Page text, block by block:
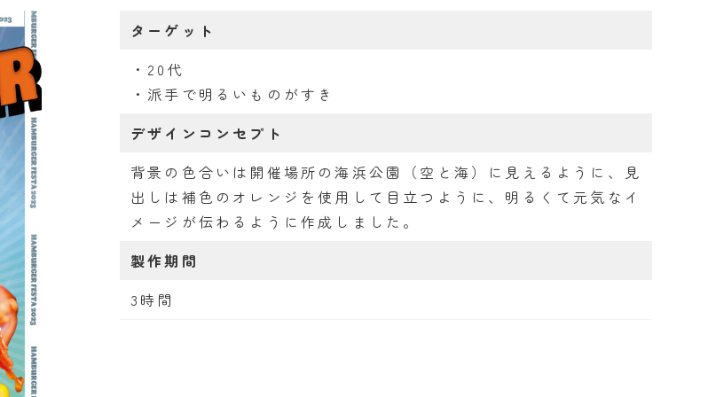
ターゲット
・20代
・派手で明るいものがすき
デザインコンセプト
背景の色合いは開催場所の海浜公園（空と海）に見えるように、見
出しは補色のオレンジを使用して目立つように、明るくて元気なイ
メージが伝わるように作成しました。
製作期間
3時間